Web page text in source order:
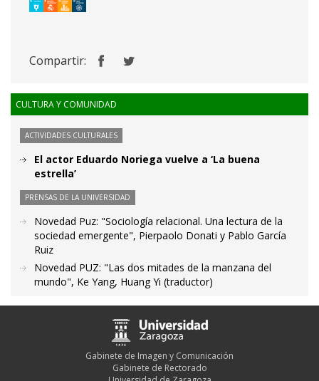
Compartir:
CULTURA Y COMUNIDAD
ACTIVIDADES CULTURALES
El actor Eduardo Noriega vuelve a ‘La buena
estrella’
PRENSAS DE LA UNIVERSIDAD
Novedad Puz: "Sociología relacional. Una lectura de la
sociedad emergente", Pierpaolo Donati y Pablo García
Ruiz
Novedad PUZ: "Las dos mitades de la manzana del
mundo", Ke Yang, Huang Yi (traductor)
Gabinete de Imagen y Comunicación
Gabinete de Rectorado